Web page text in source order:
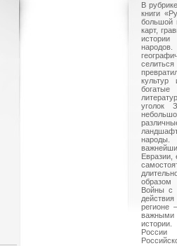
В
книги
большой
карт,
культур
богатые
уголок
народы.
Евразии,
образом
Войны с
регионе
истории.